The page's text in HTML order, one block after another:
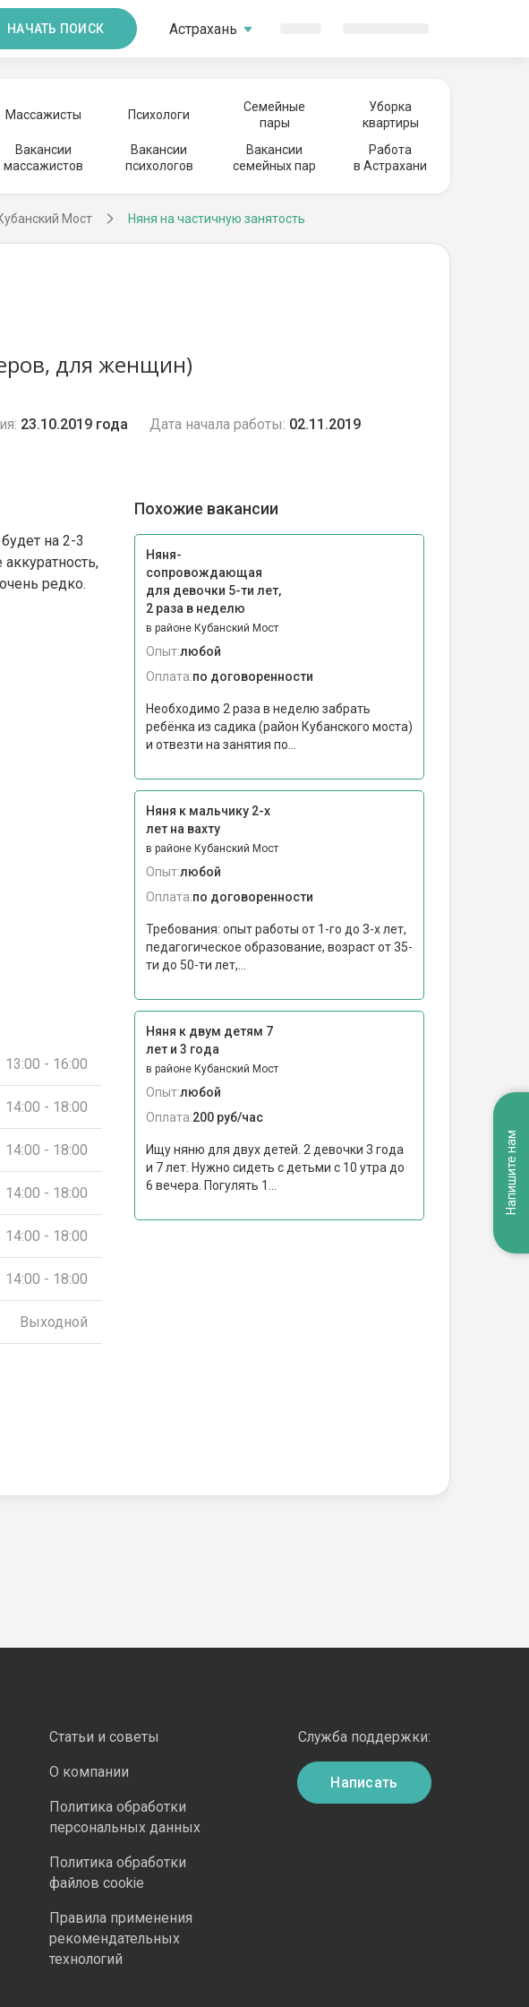
НАЧАТЬ ПОИСК Астрахань
Массажисты Психологи
Семейные
пары
Уборка
квартиры
Вакансии
массажистов
Вакансии
психологов
Вакансии
семейных пар
Работа
в Астрахани
Мост Няня на частичную занятость
для женщин)
23.10.2019 года Дата начала работы: 02.11.2019
на 2-3
редко.
13:00 - 16:00
14:00 - 18:00
14:00 - 18:00
14:00 - 18:00
14:00 - 18:00
14:00 - 18:00
Выходной
Похожие вакансии
Няня-
сопровождающая
для девочки 5-ти лет,
2 раза в неделю
в районе Кубанский Мост
Опыт:любой
Оплата:по договоренности
Необходимо 2 раза в неделю забрать
ребёнка из садика (район Кубанского моста)
и отвезти на занятия по...
Няня к мальчику 2-х
лет на вахту
в районе Кубанский Мост
Опыт:любой
Оплата:по договоренности
Требования: опыт работы от 1-го до 3-х лет,
педагогическое образование, возраст от 35-
ти до 50-ти лет,...
Няня к двум детям 7
лет и 3 года
в районе Кубанский Мост
Опыт:любой
Оплата:200 руб/час
Ищу няню для двух детей. 2 девочки 3 года
и 7 лет. Нужно сидеть с детьми с 10 утра до
6 вечера. Погулять 1...
Статьи и советы
О компании
Политика обработки
персональных данных
Политика обработки
файлов cookie
Правила применения
рекомендательных
технологий
Служба поддержки:
Написать
Напишите нам